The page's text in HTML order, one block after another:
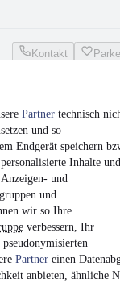
Partner technisch
und so
Endgerät speichern
Inhalte und
und
und
wir so Ihre
verbessern, Ihr
Partner einen
anbieten, ähnliche
Kontakt
App installieren